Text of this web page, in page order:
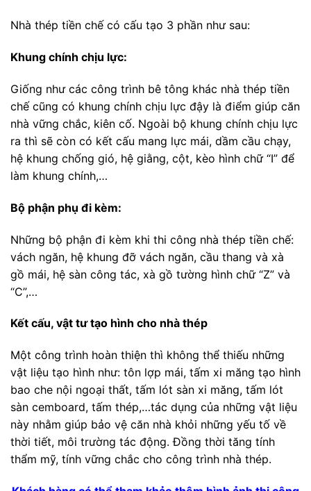
Nhà thép tiền chế có cấu tạo 3 phần như sau:
Khung chính chịu lực:
Giống như các công trình bê tông khác nhà thép tiền
chế cũng có khung chính chịu lực đậy là điểm giúp căn
nhà vững chắc, kiên cố. Ngoài bộ khung chính chịu lực
ra thì sẽ còn có kết cấu mang lực mái, dầm cầu chạy,
hệ khung chống gió, hệ giằng, cột, kèo hình chữ “I” để
làm khung chính,…
Bộ phận phụ đi kèm:
Những bộ phận đi kèm khi thi công nhà thép tiền chế:
vách ngăn, hệ khung đỡ vách ngăn, cầu thang và xà
gồ mái, hệ sàn công tác, xà gồ tường hình chữ “Z” và
“C”,…
Kết cấu, vật tư tạo hình cho nhà thép
Một công trình hoàn thiện thì không thể thiếu những
vật liệu tạo hình như: tôn lợp mái, tấm xi măng tạo hình
bao che nội ngoại thất, tấm lót sàn xi măng, tấm lót
sàn cemboard, tấm thép,…tác dụng của những vật liệu
này nhằm giúp bảo vệ căn nhà khỏi những yếu tố về
thời tiết, môi trường tác động. Đồng thời tăng tính
thẩm mỹ, tính vững chắc cho công trình nhà thép.